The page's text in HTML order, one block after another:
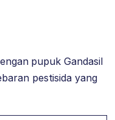
pupuk Gandasil
pestisida yang